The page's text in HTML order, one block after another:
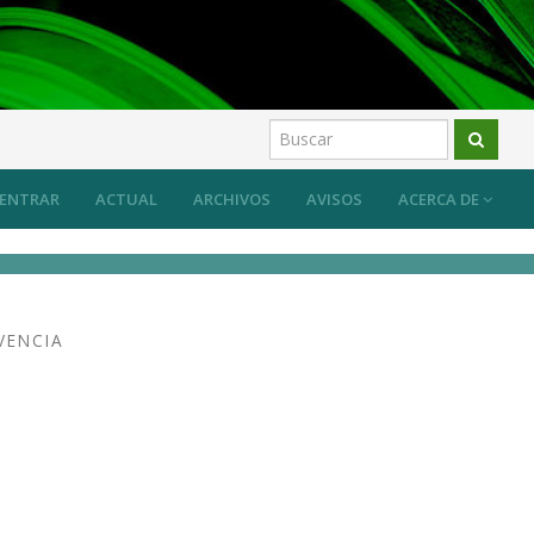
ACTUAL ARCHIVOS AVISOS ACERCA DE
ENTRAR
ecológica Artículos